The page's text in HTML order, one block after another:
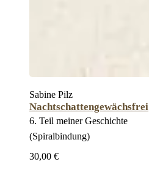
Sabine Pilz
Nachtschattengewächsfrei
6. Teil meiner Geschichte
(Spiralbindung)
30,00 €